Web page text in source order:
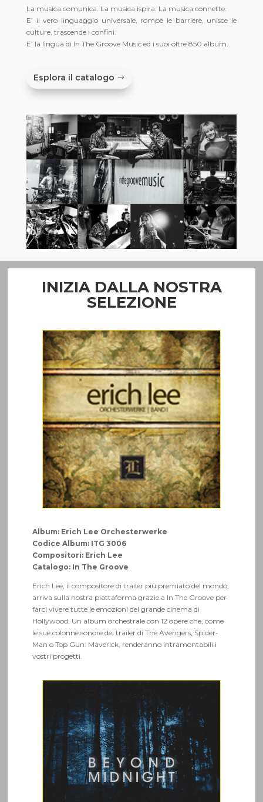
La musica comunica. La musica ispira. La musica connette.
E’ il vero linguaggio universale, rompe le barriere, unisce le
culture, trascende i confini.
E’ la lingua di In The Groove Music ed i suoi oltre 850 album.
Esplora il catalogo
INIZIA DALLA NOSTRA
SELEZIONE
Album: Erich Lee Orchesterwerke
Codice Album: ITG 3006
Compositori: Erich Lee
Catalogo: In The Groove
Erich Lee, il compositore di trailer più premiato del mondo,
arriva sulla nostra piattaforma grazie a In The Groove per
farci vivere tutte le emozioni del grande cinema di
Hollywood. Un album orchestrale con 12 opere che, come
le sue colonne sonore dei trailer di The Avengers, Spider-
Man o Top Gun: Maverick, renderanno intramontabili i
vostri progetti.